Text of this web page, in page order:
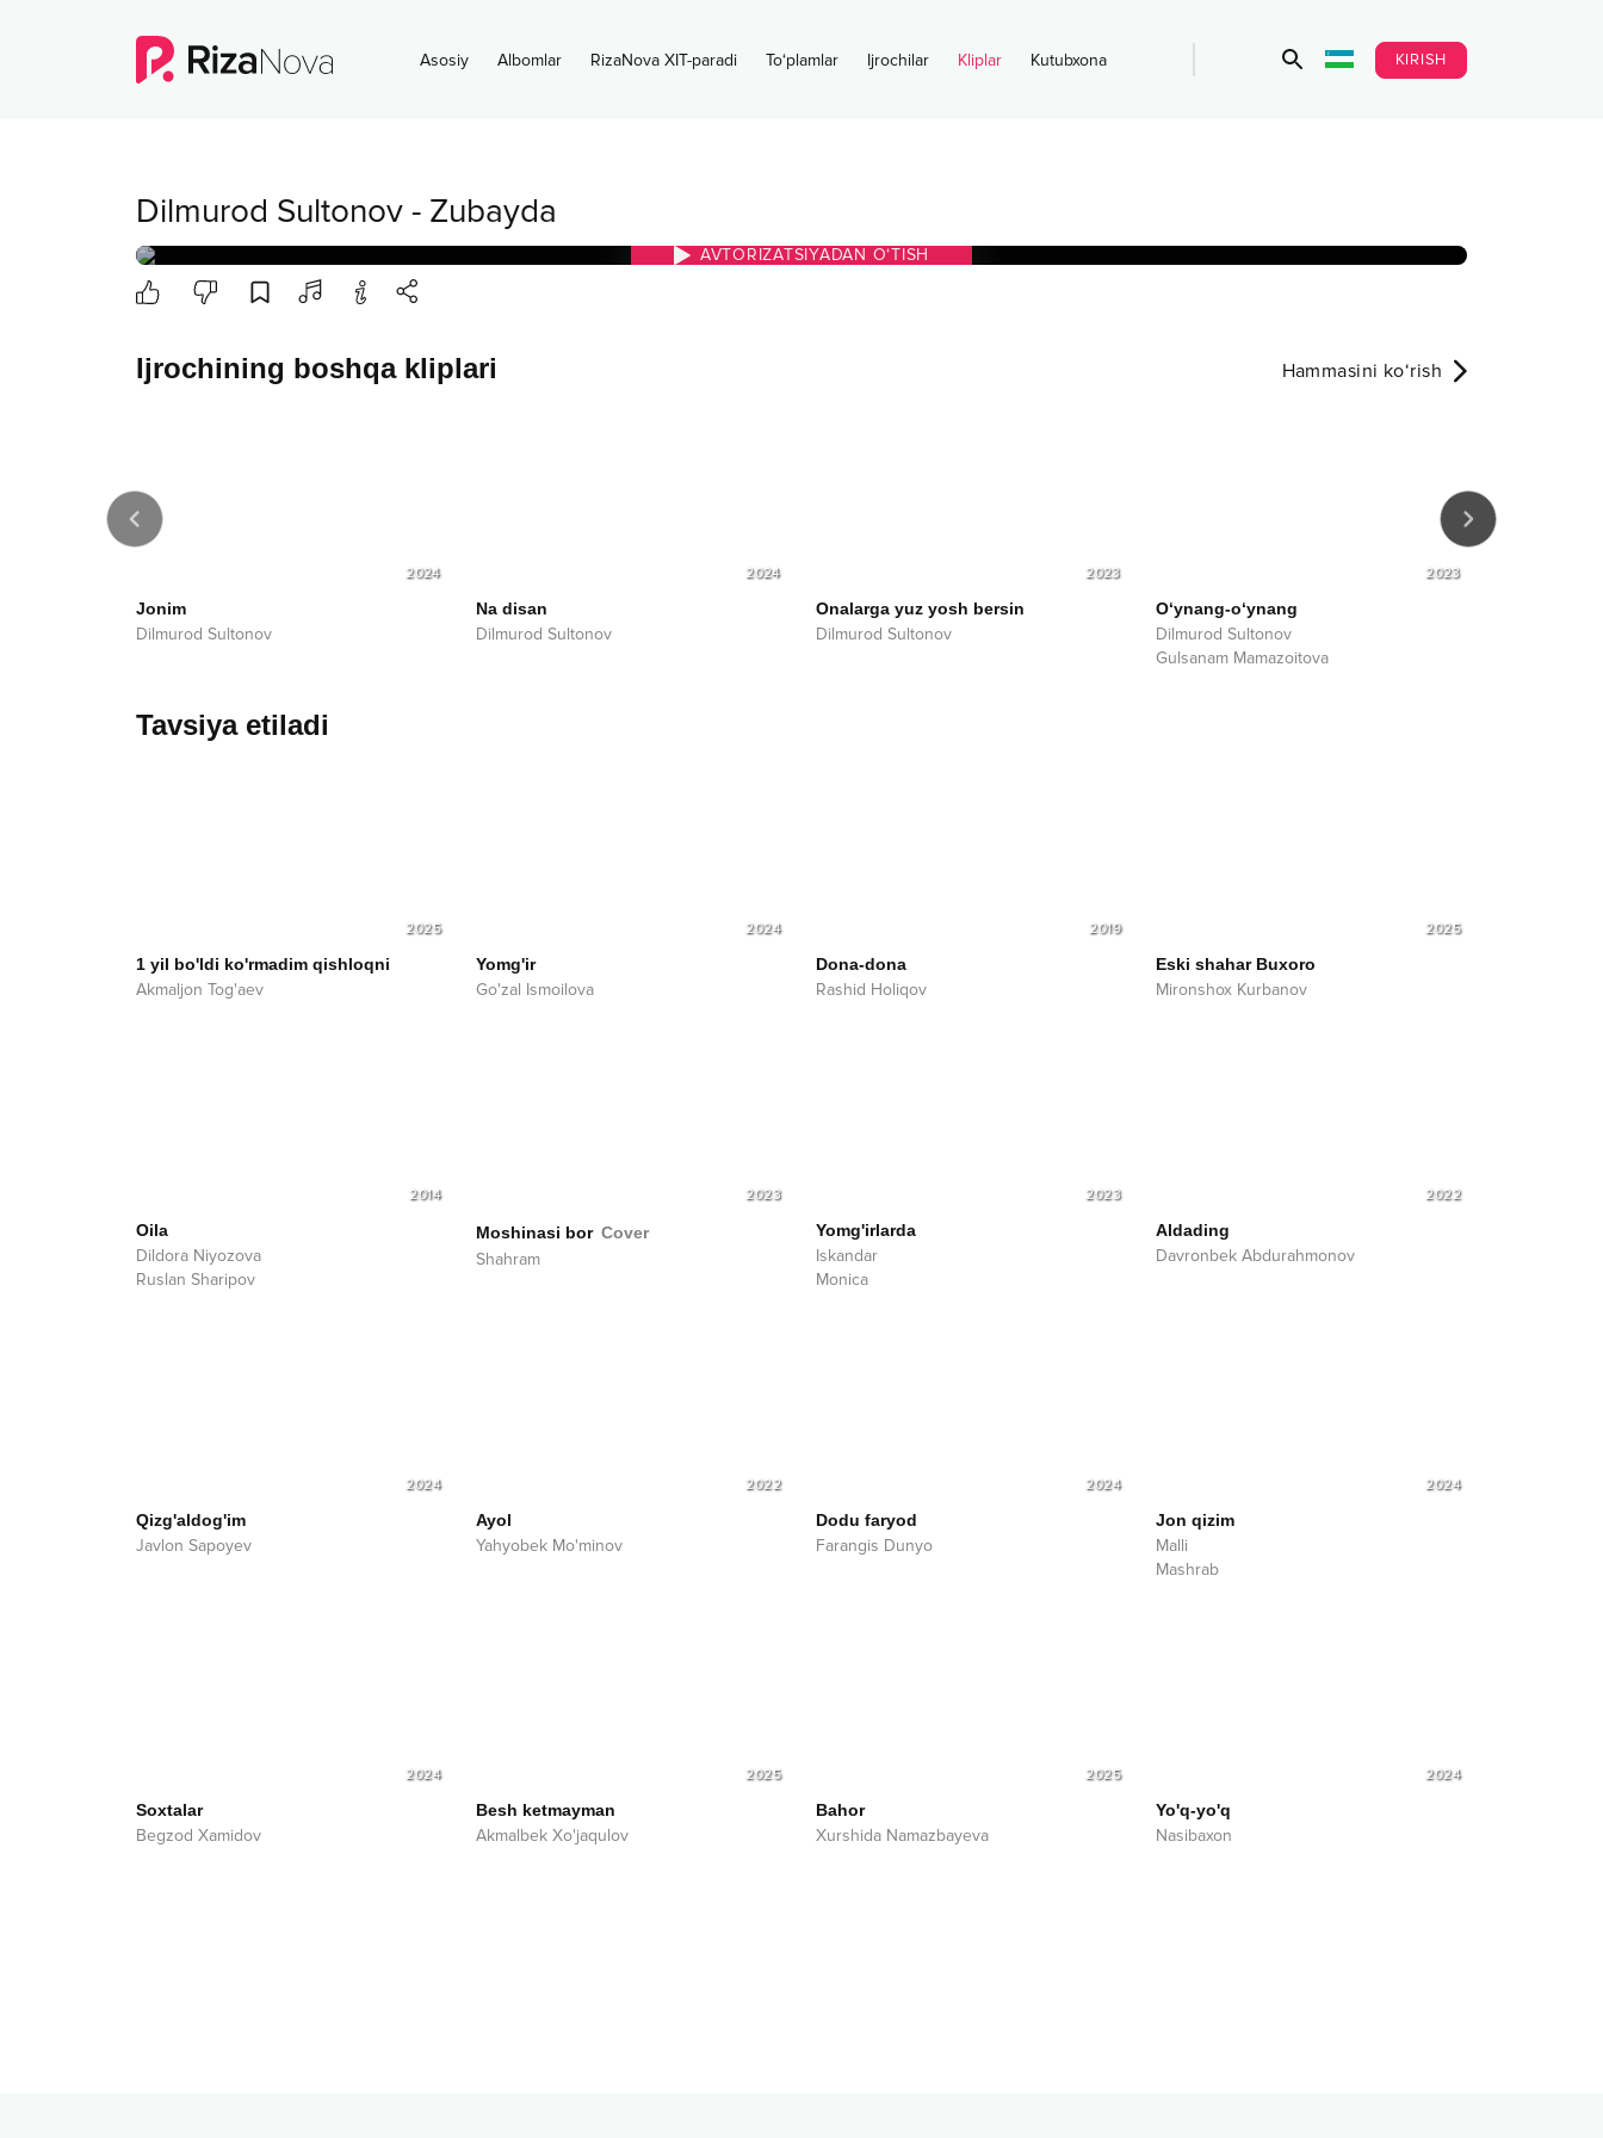
Asosiy Albomlar RizaNova XIT-paradi To‘plamlar Ijrochilar Kliplar Kutubxona KIRISH
Dilmurod Sultonov - Zubayda
AVTORIZATSIYADAN O‘TISH
Ijrochining boshqa kliplari Hammasini ko‘rish
2024
Jonim
Dilmurod Sultonov
2024
Na disan
Dilmurod Sultonov
2023
Onalarga yuz yosh bersin
Dilmurod Sultonov
2023
O‘ynang-o‘ynang
Dilmurod Sultonov
Gulsanam Mamazoitova
Tavsiya etiladi
2025
1 yil bo'ldi ko'rmadim qishloqni
Akmaljon Tog'aev
2024
Yomg'ir
Go'zal Ismoilova
2019
Dona-dona
Rashid Holiqov
2025
Eski shahar Buxoro
Mironshox Kurbanov
2014
Oila
Dildora Niyozova
Ruslan Sharipov
2023
Moshinasi bor Cover
Shahram
2023
Yomg'irlarda
Iskandar
Monica
2022
Aldading
Davronbek Abdurahmonov
2024
Qizg'aldog'im
Javlon Sapoyev
2022
Ayol
Yahyobek Mo'minov
2024
Dodu faryod
Farangis Dunyo
2024
Jon qizim
Malli
Mashrab
2024
Soxtalar
Begzod Xamidov
2025
Besh ketmayman
Akmalbek Xo'jaqulov
2025
Bahor
Xurshida Namazbayeva
2024
Yo'q-yo'q
Nasibaxon